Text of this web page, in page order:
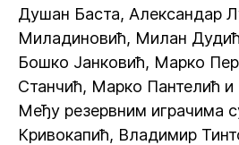
Душан Баста, Александар
Миладиновић, Милан
Бошко Јанковић, Марко
Станчић, Марко Пантелић
Међу резервним играчима
Кривокапић, Владимир